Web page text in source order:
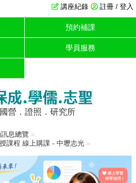
註冊 / 登入
講座紀錄
預約補課
學員服務
成.學儒.志聖
營．證照．研究所
息總覽 »
課程 線上購課 - 中壢志光 »